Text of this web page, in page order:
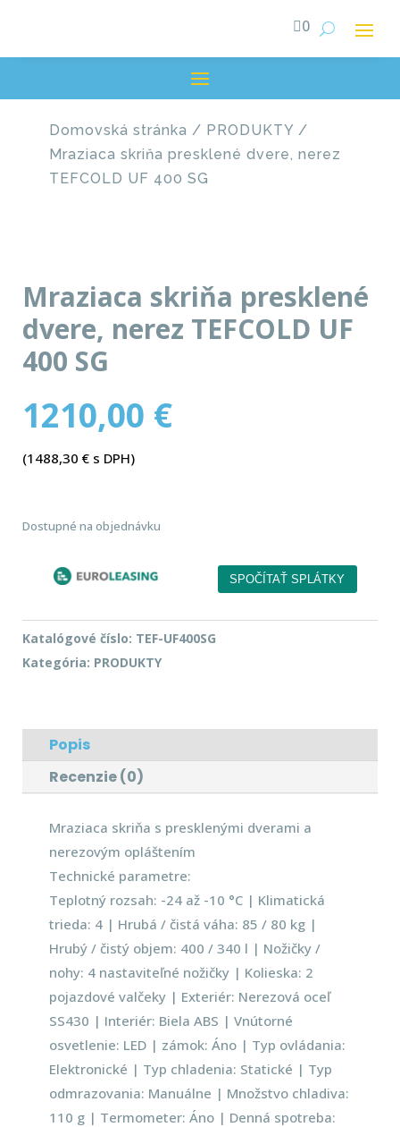
0
Domovská stránka / PRODUKTY /
Mraziaca skriňa presklené dvere, nerez
TEFCOLD UF 400 SG
Mraziaca skriňa presklené
dvere, nerez TEFCOLD UF
400 SG
1210,00 €
(1488,30€ s DPH)
Dostupné na objednávku
Katalógové číslo: TEF-UF400SG
Kategória: PRODUKTY
Popis
Recenzie (0)
Mraziaca skriňa s presklenými dverami a
nerezovým opláštením
Technické parametre:
Teplotný rozsah: -24 až -10 °C | Klimatická
trieda: 4 | Hrubá / čistá váha: 85 / 80 kg |
Hrubý / čistý objem: 400 / 340 l | Nožičky /
nohy: 4 nastaviteľné nožičky | Kolieska: 2
pojazdové valčeky | Exteriér: Nerezová oceľ
SS430 | Interiér: Biela ABS | Vnútorné
osvetlenie: LED | zámok: Áno | Typ ovládania:
Elektronické | Typ chladenia: Statické | Typ
odmrazovania: Manuálne | Množstvo chladiva:
110 g | Termometer: Áno | Denná spotreba: